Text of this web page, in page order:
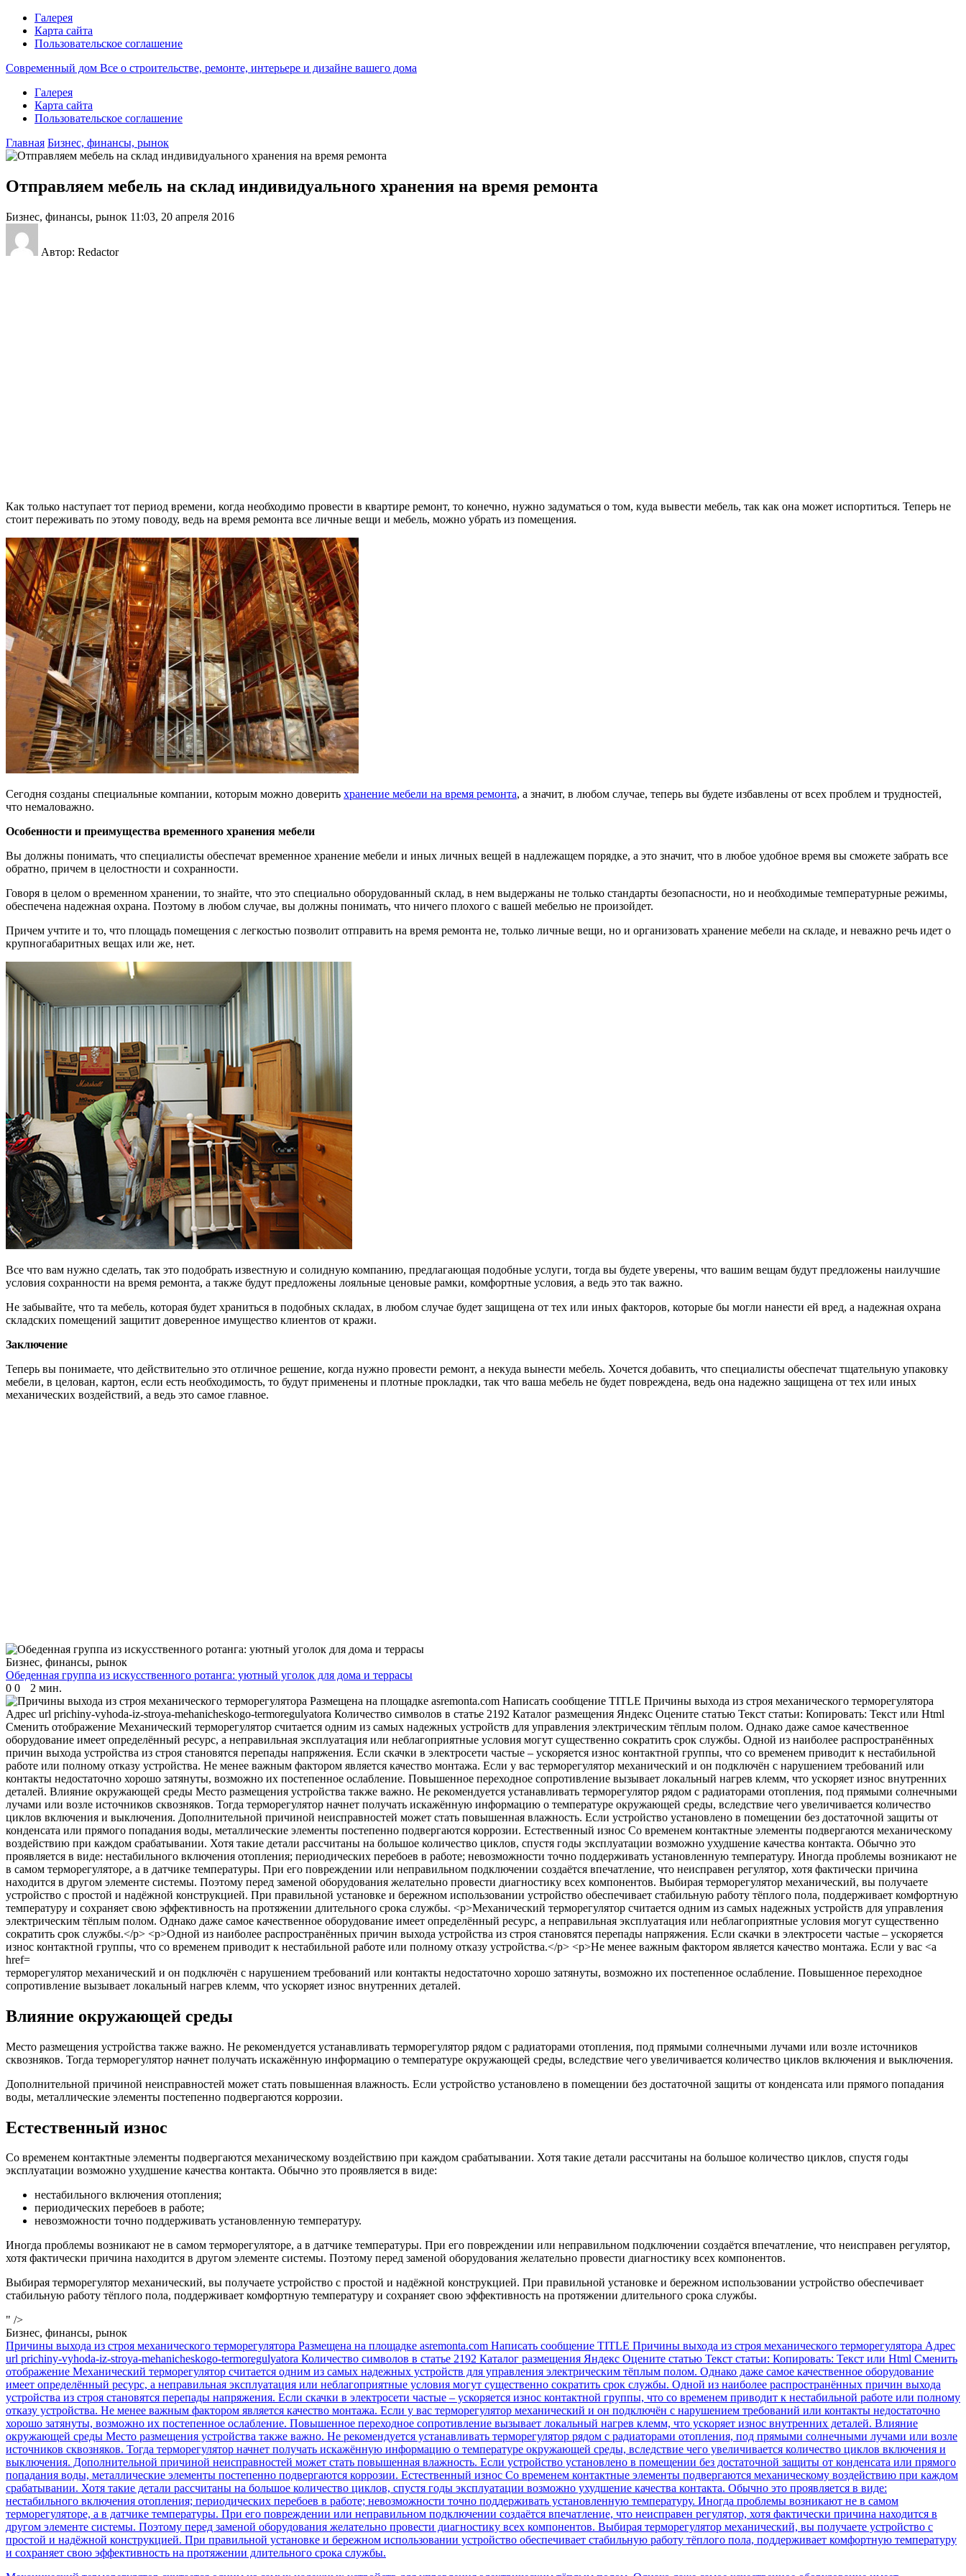
Галерея
Карта сайта
Пользовательское соглашение
Современный дом Все о строительстве, ремонте, интерьере и дизайне вашего дома
Галерея
Карта сайта
Пользовательское соглашение
Главная Бизнес, финансы, рынок
Отправляем мебель на склад индивидуального хранения на время ремонта
Бизнес, финансы, рынок 11:03, 20 апреля 2016
Автор: Redactor
Как только наступает тот период времени, когда необходимо провести в квартире ремонт, то конечно, нужно задуматься о том, куда вывести мебель, так как она может испортиться. Теперь не
стоит переживать по этому поводу, ведь на время ремонта все личные вещи и мебель, можно убрать из помещения.
Сегодня созданы специальные компании, которым можно доверить хранение мебели на время ремонта, а значит, в любом случае, теперь вы будете избавлены от всех проблем и трудностей,
что немаловажно.
Особенности и преимущества временного хранения мебели
Вы должны понимать, что специалисты обеспечат временное хранение мебели и иных личных вещей в надлежащем порядке, а это значит, что в любое удобное время вы сможете забрать все
обратно, причем в целостности и сохранности.
Говоря в целом о временном хранении, то знайте, что это специально оборудованный склад, в нем выдержаны не только стандарты безопасности, но и необходимые температурные режимы,
обеспечена надежная охрана. Поэтому в любом случае, вы должны понимать, что ничего плохого с вашей мебелью не произойдет.
Причем учтите и то, что площадь помещения с легкостью позволит отправить на время ремонта не, только личные вещи, но и организовать хранение мебели на складе, и неважно речь идет о
крупногабаритных вещах или же, нет.
Все что вам нужно сделать, так это подобрать известную и солидную компанию, предлагающая подобные услуги, тогда вы будете уверены, что вашим вещам будут предложены наилучшие
условия сохранности на время ремонта, а также будут предложены лояльные ценовые рамки, комфортные условия, а ведь это так важно.
Не забывайте, что та мебель, которая будет храниться в подобных складах, в любом случае будет защищена от тех или иных факторов, которые бы могли нанести ей вред, а надежная охрана
складских помещений защитит доверенное имущество клиентов от кражи.
Заключение
Теперь вы понимаете, что действительно это отличное решение, когда нужно провести ремонт, а некуда вынести мебель. Хочется добавить, что специалисты обеспечат тщательную упаковку
мебели, в целован, картон, если есть необходимость, то будут применены и плотные прокладки, так что ваша мебель не будет повреждена, ведь она надежно защищена от тех или иных
механических воздействий, а ведь это самое главное.
Бизнес, финансы, рынок
Обеденная группа из искусственного ротанга: уютный уголок для дома и террасы
0 0 2 мин.
терморегулятор механический и он подключён с нарушением требований или контакты недостаточно хорошо затянуты, возможно их постепенное ослабление. Повышенное переходное
сопротивление вызывает локальный нагрев клемм, что ускоряет износ внутренних деталей.
Влияние окружающей среды
Место размещения устройства также важно. Не рекомендуется устанавливать терморегулятор рядом с радиаторами отопления, под прямыми солнечными лучами или возле источников
сквозняков. Тогда терморегулятор начнет получать искажённую информацию о температуре окружающей среды, вследствие чего увеличивается количество циклов включения и выключения.
Дополнительной причиной неисправностей может стать повышенная влажность. Если устройство установлено в помещении без достаточной защиты от конденсата или прямого попадания
воды, металлические элементы постепенно подвергаются коррозии.
Естественный износ
Со временем контактные элементы подвергаются механическому воздействию при каждом срабатывании. Хотя такие детали рассчитаны на большое количество циклов, спустя годы
эксплуатации возможно ухудшение качества контакта. Обычно это проявляется в виде:
нестабильного включения отопления;
периодических перебоев в работе;
невозможности точно поддерживать установленную температуру.
Иногда проблемы возникают не в самом терморегуляторе, а в датчике температуры. При его повреждении или неправильном подключении создаётся впечатление, что неисправен регулятор,
хотя фактически причина находится в другом элементе системы. Поэтому перед заменой оборудования желательно провести диагностику всех компонентов.
Выбирая терморегулятор механический, вы получаете устройство с простой и надёжной конструкцией. При правильной установке и бережном использовании устройство обеспечивает
стабильную работу тёплого пола, поддерживает комфортную температуру и сохраняет свою эффективность на протяжении длительного срока службы.
" />
Бизнес, финансы, рынок
Причины выхода из строя механического терморегулятора Размещена на площадке asremonta.com Написать сообщение TITLE Причины выхода из строя механического терморегулятора Адрес
url prichiny-vyhoda-iz-stroya-mehanicheskogo-termoregulyatora Количество символов в статье 2192 Каталог размещения Яндекс Оцените статью Текст статьи: Копировать: Текст или Html Cменить
отображение Механический терморегулятор считается одним из самых надежных устройств для управления электрическим тёплым полом. Однако даже самое качественное оборудование
имеет определённый ресурс, а неправильная эксплуатация или неблагоприятные условия могут существенно сократить срок службы. Одной из наиболее распространённых причин выхода
устройства из строя становятся перепады напряжения. Если скачки в электросети частые – ускоряется износ контактной группы, что со временем приводит к нестабильной работе или полному
отказу устройства. Не менее важным фактором является качество монтажа. Если у вас терморегулятор механический и он подключён с нарушением требований или контакты недостаточно
хорошо затянуты, возможно их постепенное ослабление. Повышенное переходное сопротивление вызывает локальный нагрев клемм, что ускоряет износ внутренних деталей. Влияние
окружающей среды Место размещения устройства также важно. Не рекомендуется устанавливать терморегулятор рядом с радиаторами отопления, под прямыми солнечными лучами или возле
источников сквозняков. Тогда терморегулятор начнет получать искажённую информацию о температуре окружающей среды, вследствие чего увеличивается количество циклов включения и
выключения. Дополнительной причиной неисправностей может стать повышенная влажность. Если устройство установлено в помещении без достаточной защиты от конденсата или прямого
попадания воды, металлические элементы постепенно подвергаются коррозии. Естественный износ Со временем контактные элементы подвергаются механическому воздействию при каждом
срабатывании. Хотя такие детали рассчитаны на большое количество циклов, спустя годы эксплуатации возможно ухудшение качества контакта. Обычно это проявляется в виде:
нестабильного включения отопления; периодических перебоев в работе; невозможности точно поддерживать установленную температуру. Иногда проблемы возникают не в самом
терморегуляторе, а в датчике температуры. При его повреждении или неправильном подключении создаётся впечатление, что неисправен регулятор, хотя фактически причина находится в
другом элементе системы. Поэтому перед заменой оборудования желательно провести диагностику всех компонентов. Выбирая терморегулятор механический, вы получаете устройство с
простой и надёжной конструкцией. При правильной установке и бережном использовании устройство обеспечивает стабильную работу тёплого пола, поддерживает комфортную температуру
и сохраняет свою эффективность на протяжении длительного срока службы.